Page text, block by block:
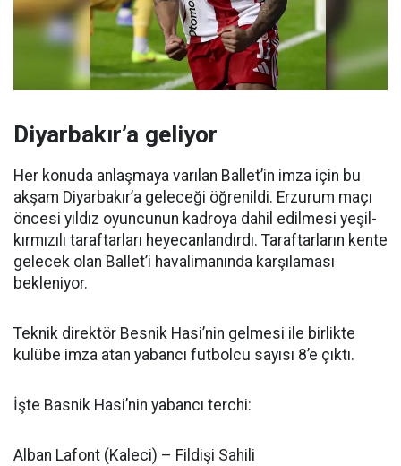
Diyarbakır’a geliyor
Her konuda anlaşmaya varılan Ballet’in imza için bu
akşam Diyarbakır’a geleceği öğrenildi. Erzurum maçı
öncesi yıldız oyuncunun kadroya dahil edilmesi yeşil-
kırmızılı taraftarları heyecanlandırdı. Taraftarların kente
gelecek olan Ballet’i havalimanında karşılaması
bekleniyor.
Teknik direktör Besnik Hasi’nin gelmesi ile birlikte
kulübe imza atan yabancı futbolcu sayısı 8’e çıktı.
İşte Basnik Hasi’nin yabancı terchi:
Alban Lafont (Kaleci) – Fildişi Sahili